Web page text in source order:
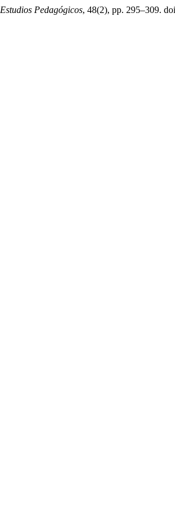
Estudios Pedagógicos, 48(2), pp. 295–309.